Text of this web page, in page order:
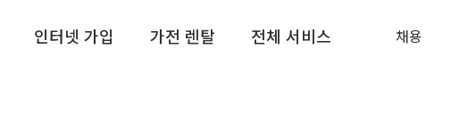
인터넷 가입 가전 렌탈 전체 서비스 채용